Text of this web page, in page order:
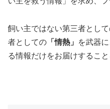
飼い主ではない第三者とし
者としての 「情熱」
を武器
る情報だけをお届けすること